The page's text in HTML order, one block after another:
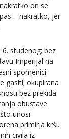
on se
– nakratko, jer
studenog; bez
Imperijal na
spomenici
gasiti; okupirana
bez prekida
obustave
unosi
primirja krši.
civila iz